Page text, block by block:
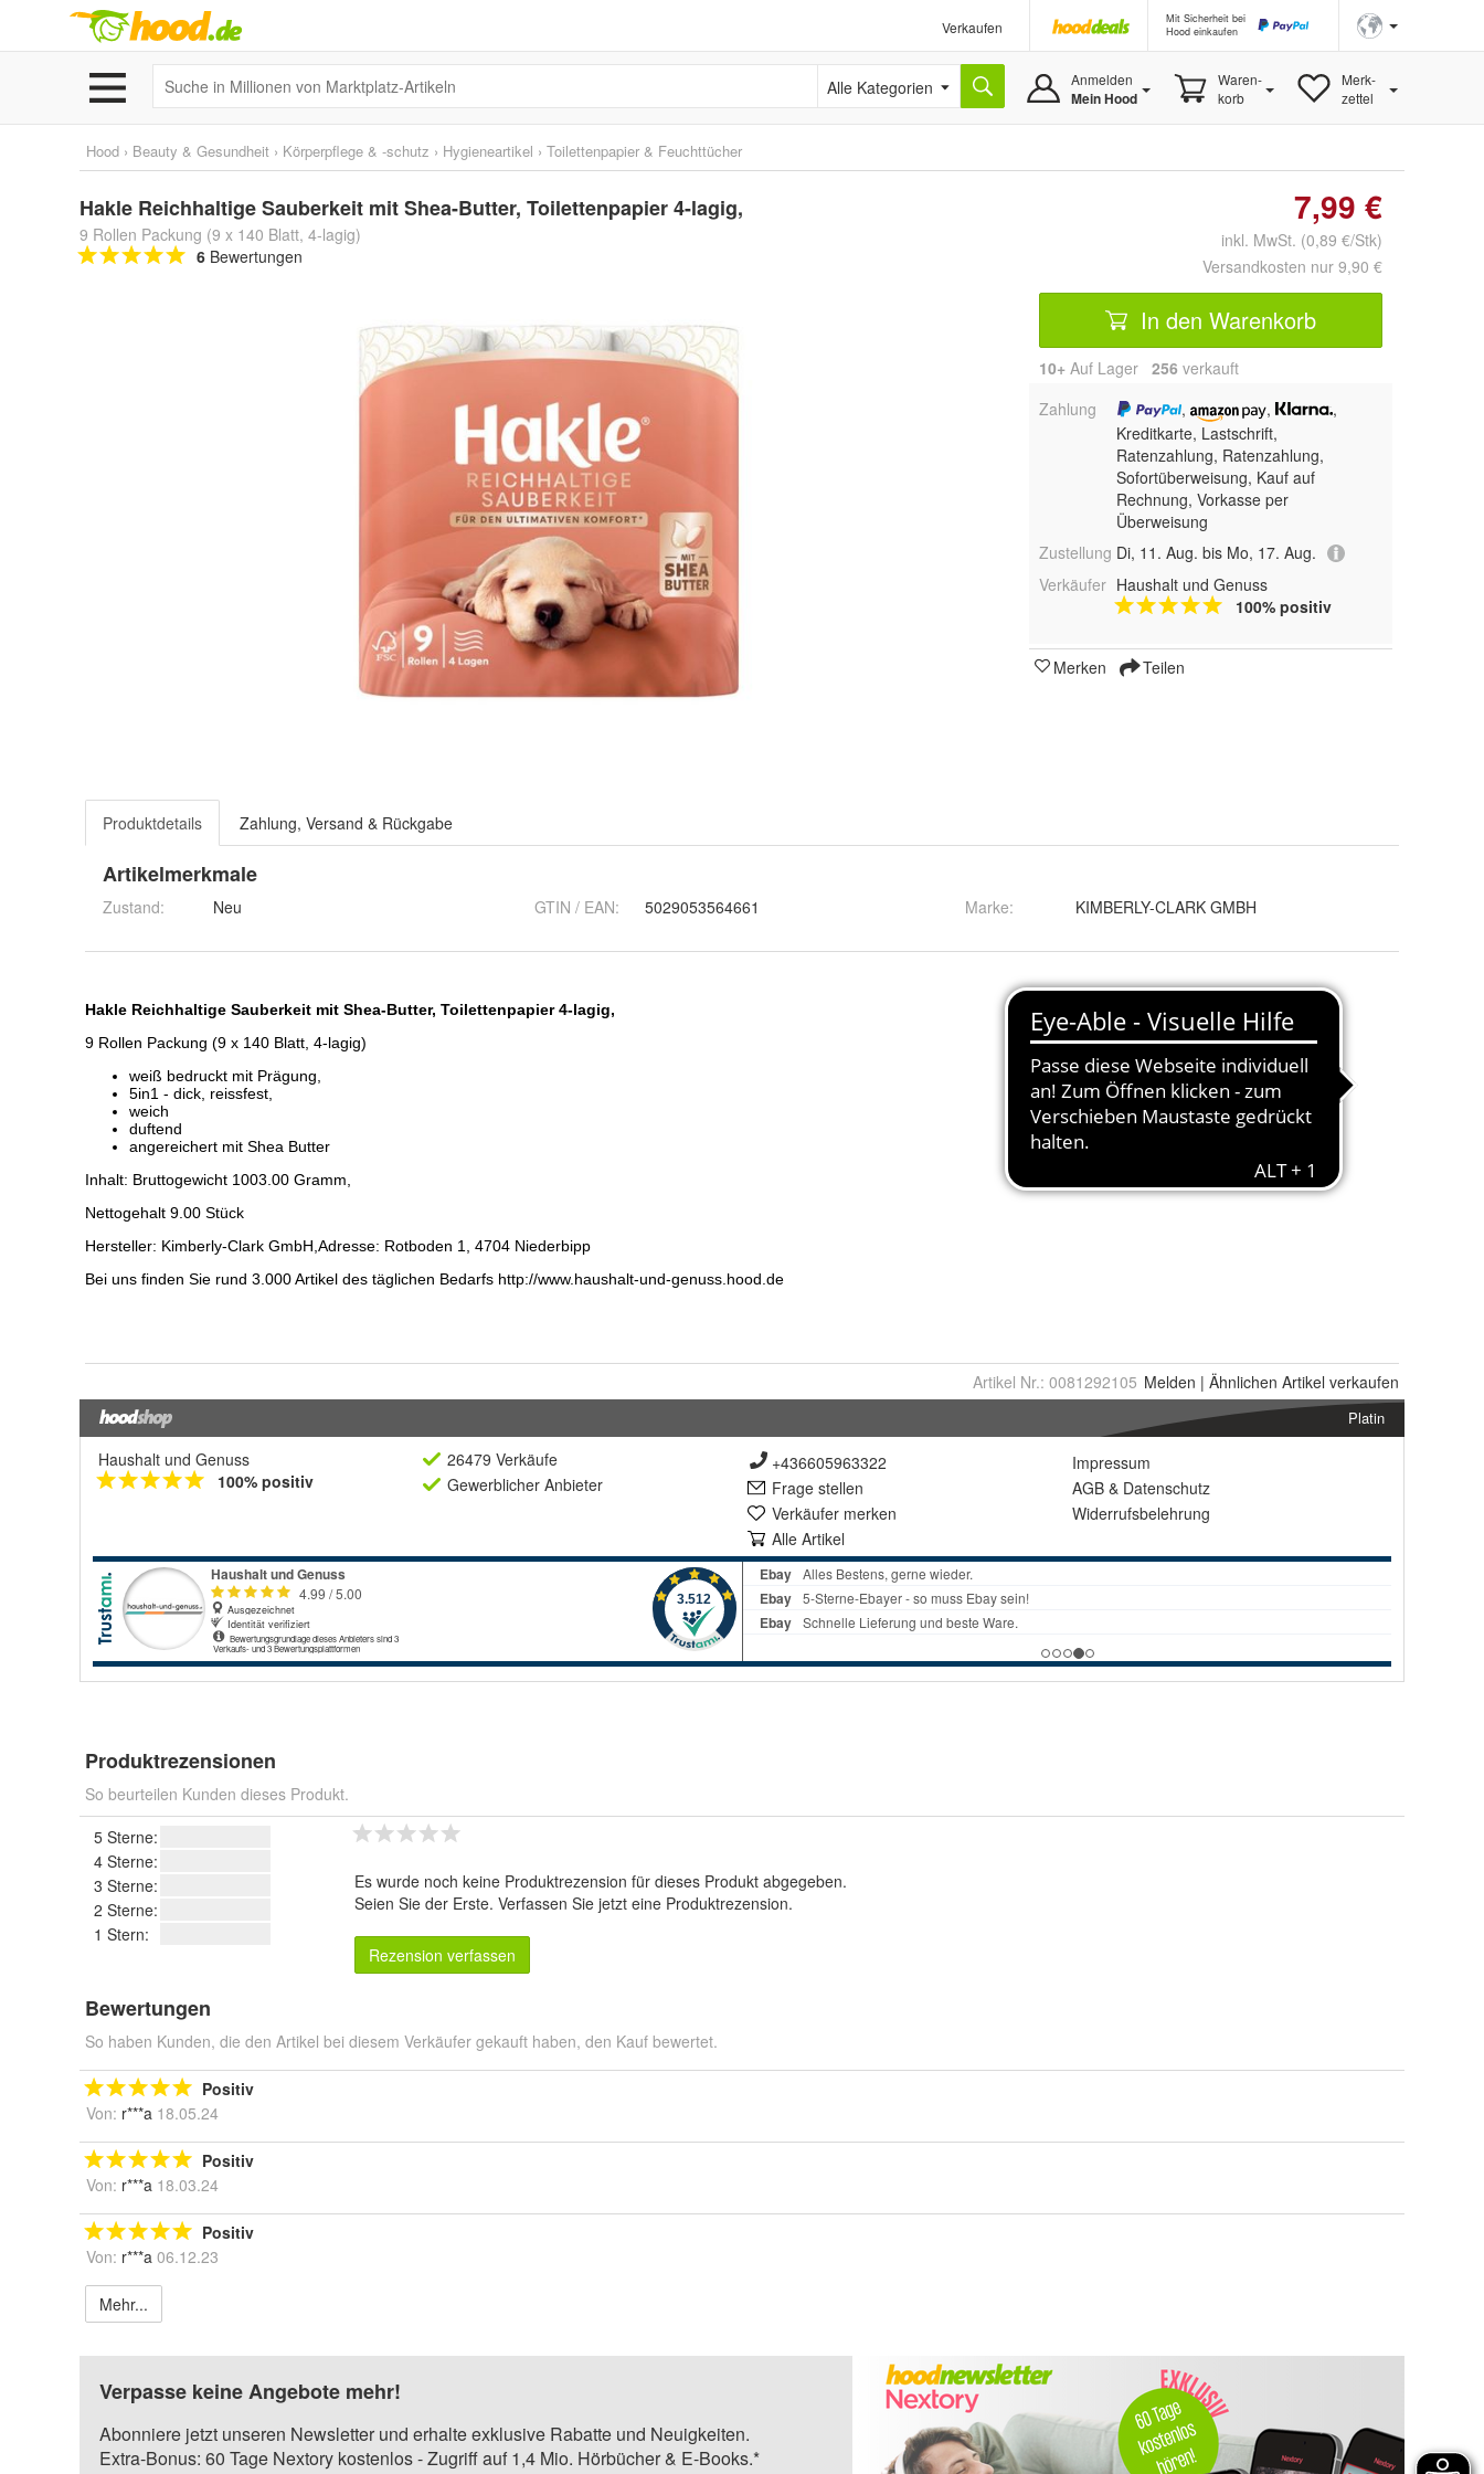
Verkaufen
Mit Sicherheit bei
Hood einkaufen
Alle Kategorien Anmelden
Mein Hood
Waren-
korb
Merk-
zettel
Hood › Beauty & Gesundheit › Körperpflege & -schutz › Hygieneartikel › Toilettenpapier & Feuchttücher
Hakle Reichhaltige Sauberkeit mit Shea-Butter, Toilettenpapier 4-lagig,
9 Rollen Packung (9 x 140 Blatt, 4-lagig)
6 Bewertungen
7,99 €
inkl. MwSt. (0,89 €/Stk)
Versandkosten nur 9,90 €
In den Warenkorb
10+ Auf Lager 256 verkauft
Zahlung
, ,
,
Kreditkarte, Lastschrift,
Ratenzahlung, Ratenzahlung,
Sofortüberweisung, Kauf auf
Rechnung, Vorkasse per
Überweisung
Zustellung Di, 11. Aug. bis Mo, 17. Aug.
Verkäufer Haushalt und Genuss
100% positiv
Merken Teilen
Produktdetails Zahlung, Versand & Rückgabe
Artikelmerkmale
Zustand: Neu GTIN / EAN: 5029053564661 Marke: KIMBERLY-CLARK GMBH
Artikel Nr.: 0081292105 Melden | Ähnlichen Artikel verkaufen
Platin
Haushalt und Genuss
100% positiv
26479 Verkäufe
Gewerblicher Anbieter
+436605963322
Frage stellen
Verkäufer merken
Alle Artikel
Impressum
AGB & Datenschutz
Widerrufsbelehrung
Produktrezensionen
So beurteilen Kunden dieses Produkt.
5 Sterne:
4 Sterne:
3 Sterne:
2 Sterne:
1 Stern:
Es wurde noch keine Produktrezension für dieses Produkt abgegeben.
Seien Sie der Erste. Verfassen Sie jetzt eine Produktrezension.
Rezension verfassen
Bewertungen
So haben Kunden, die den Artikel bei diesem Verkäufer gekauft haben, den Kauf bewertet.
Positiv
Von: r***a 18.05.24
Positiv
Von: r***a 18.03.24
Positiv
Von: r***a 06.12.23
Mehr...
Verpasse keine Angebote mehr!
Abonniere jetzt unseren Newsletter und erhalte exklusive Rabatte und Neuigkeiten.
Extra-Bonus: 60 Tage Nextory kostenlos - Zugriff auf 1,4 Mio. Hörbücher & E-Books.*